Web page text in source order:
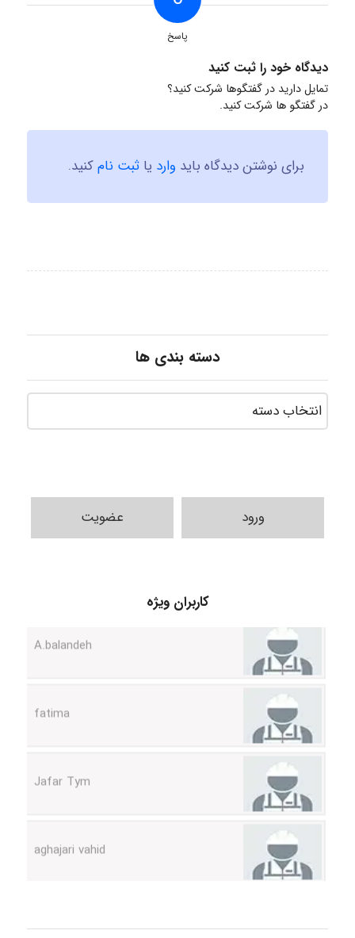
پاسخ
دیدگاه خود را ثبت کنید
تمایل دارید در گفتگوها شرکت کنید؟
در گفتگو ها شرکت کنید.
برای نوشتن دیدگاه باید وارد یا ثبت نامکنید.
دسته بندی ها
ورود عضویت
کاربران ویژه